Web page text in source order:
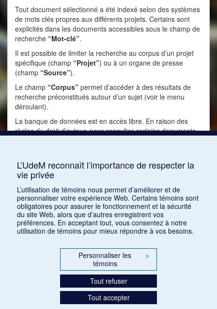
Tout document sélectionné a été indexé selon des systèmes
de mots clés propres aux différents projets. Certains sont
explicités dans les documents accessibles sous le champ de
recherche “Mot-clé”.
Il est possible de limiter la recherche au corpus d’un projet
spécifique (champ “Projet”) ou à un organe de presse
(champ “Source”).
Le champ “Corpus” permet d’accéder à des résultats de
recherche préconstitués autour d’un sujet (voir le menu
déroulant).
La banque de données est en accès libre. En raison des
règles du droit d’auteur, pour consulter certains documents,
Pour signaler une erreur ou un problème avec la banque de
données, vous pouvez nous écrire à l’adresse suivante :
L’UdeM reconnaît l’importance de respecter la
vie privée
L’utilisation de témoins nous permet d’améliorer et de
personnaliser votre expérience Web. Certains témoins sont
obligatoires pour assurer le fonctionnement et la sécurité
du site Web, alors que d’autres enregistrent vos
préférences. En acceptant tout, vous consentez à notre
utilisation de témoins pour mieux répondre à vos besoins.
Personnaliser les
témoins
>
Tout refuser
Tout accepter